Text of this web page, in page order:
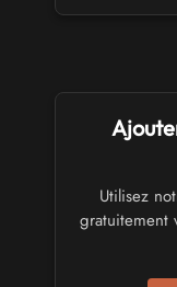
MangAnime
Arcadia
SALONS &
Samedi 19et
Utilisez
gratuitement